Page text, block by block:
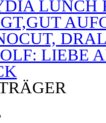
LUNCH
LIEBE